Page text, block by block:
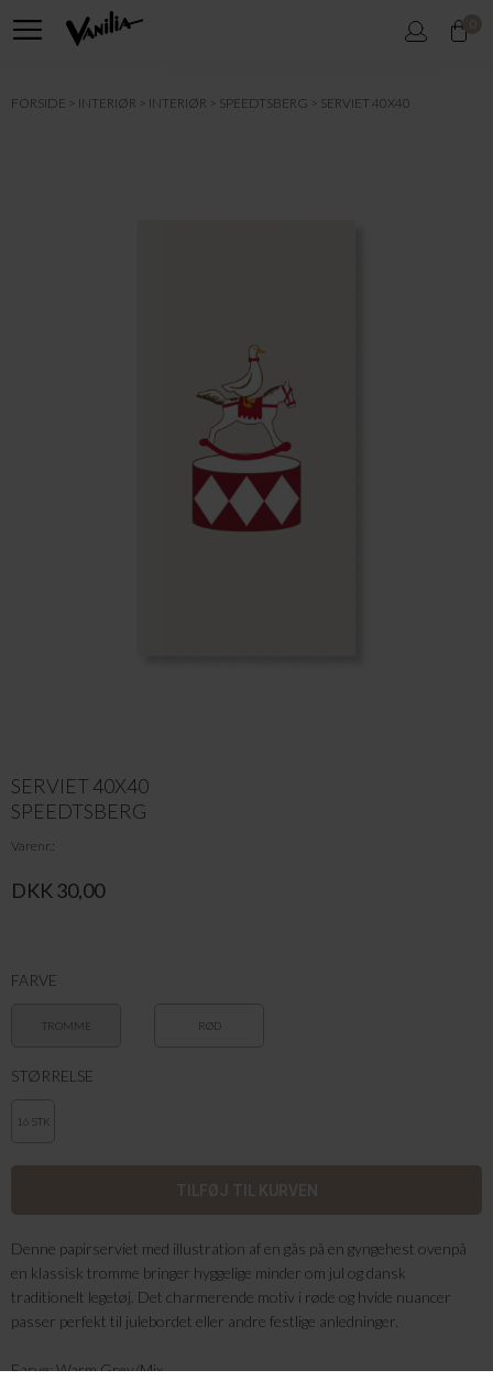
0
FORSIDE INTERIØR INTERIØR SPEEDTSBERG SERVIET 40X40
SERVIET 40X40
SPEEDTSBERG
Varenr.
DKK 30,00
FARVE
TROMME RØD
STØRRELSE
16 STK
Denne papirserviet med illustration af en gås på en gyngehest ovenpå
en klassisk tromme bringer hyggelige minder om jul og dansk
traditionelt legetøj. Det charmerende motiv i røde og hvide nuancer
passer perfekt til julebordet eller andre festlige anledninger.
Farve: Warm Grey/Mix